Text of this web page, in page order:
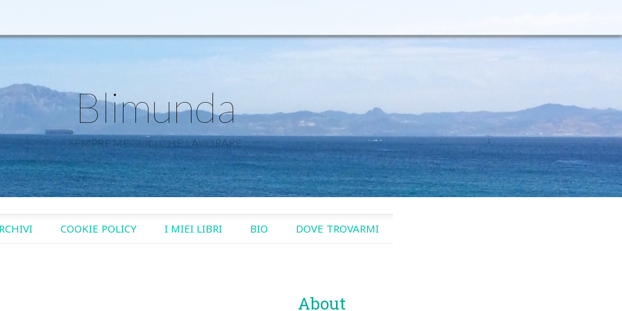
Blimunda
SEMPRE MEGLIO CHE LAVORARE
COOKIE POLICY I MIEI LIBRI BIO DOVE TROVARMI
About